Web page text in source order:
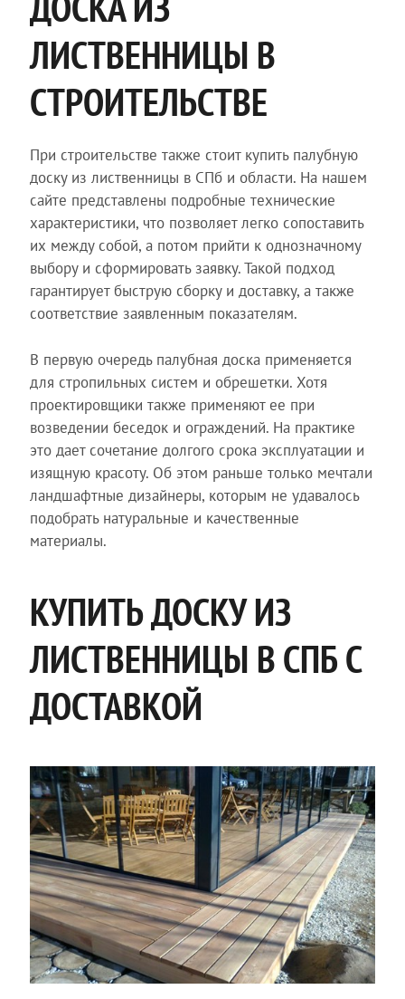
ЛИСТВЕННИЦЫ В
СТРОИТЕЛЬСТВЕ
При строительстве также стоит купить палубную
доску из лиственницы в СПб и области. На нашем
сайте представлены подробные технические
характеристики, что позволяет легко сопоставить
их между собой, а потом прийти к однозначному
выбору и сформировать заявку. Такой подход
гарантирует быструю сборку и доставку, а также
соответствие заявленным показателям.
В первую очередь палубная доска применяется
для стропильных систем и обрешетки. Хотя
проектировщики также применяют ее при
возведении беседок и ограждений. На практике
это дает сочетание долгого срока эксплуатации и
изящную красоту. Об этом раньше только мечтали
ландшафтные дизайнеры, которым не удавалось
подобрать натуральные и качественные
материалы.
КУПИТЬ ДОСКУ ИЗ
ЛИСТВЕННИЦЫ В СПБ С
ДОСТАВКОЙ